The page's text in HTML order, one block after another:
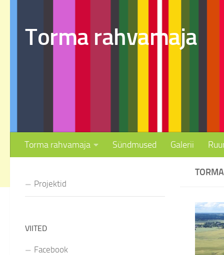
Torma rahvamaja
Torma rahvamaja Sündmused Galerii
Projektid
VIITED
Facebook